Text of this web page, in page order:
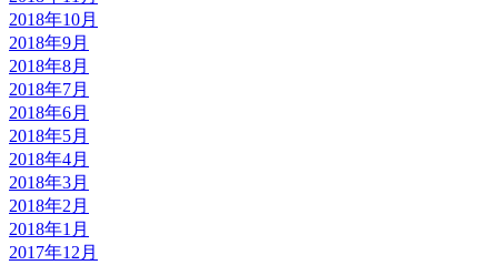
2018年10月
2018年9月
2018年8月
2018年7月
2018年6月
2018年5月
2018年4月
2018年3月
2018年2月
2018年1月
2017年12月